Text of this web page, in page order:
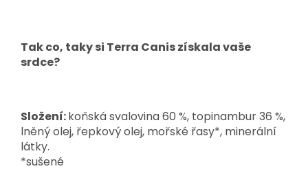
Tak co, taky si Terra Canis získala vaše
srdce?
Složení:koňská svalovina 60 %, topinambur 36 %,
lněný olej, řepkový olej, mořské řasy*, minerální
látky.
*sušené